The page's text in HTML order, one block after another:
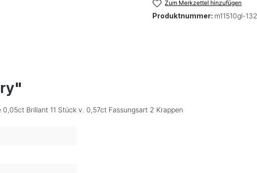
Zum Merkzettel hinzufügen
Produktnummer: m11510gl-132
Brillant 11 Stück v. 0,57ct Fassungsart 2 Krappen